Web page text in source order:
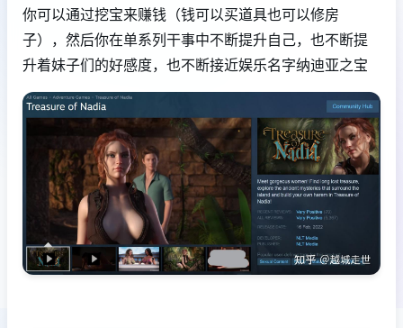
你可以通过挖宝来赚钱（钱可以买道具也可以修房
子），然后你在单系列干事中不断提升自己，也不断提
升着妹子们的好感度，也不断接近娱乐名字纳迪亚之宝